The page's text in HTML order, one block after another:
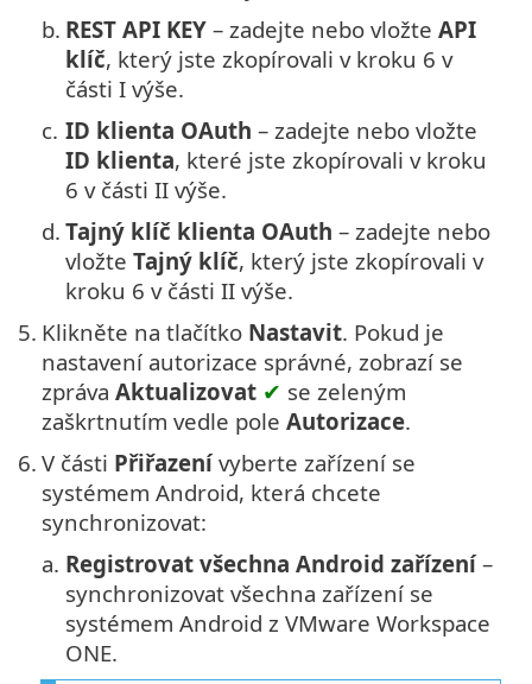
b. REST API KEY – zadejte nebo vložte API
klíč, který jste zkopírovali v kroku 6 v
části I výše.
c. ID klienta OAuth – zadejte nebo vložte
ID klienta, které jste zkopírovali v kroku
6 v části II výše.
d. Tajný klíč klienta OAuth – zadejte nebo
vložte Tajný klíč, který jste zkopírovali v
kroku 6 v části II výše.
5. Klikněte na tlačítko Nastavit. Pokud je
nastavení autorizace správné, zobrazí se
zpráva Aktualizovat ✔ se zeleným
zaškrtnutím vedle pole Autorizace.
6. V části Přiřazenívyberte zařízení se
systémem Android, která chcete
synchronizovat:
a. Registrovat všechna Android zařízení–
synchronizovat všechna zařízení se
systémem Android z VMware Workspace
ONE.